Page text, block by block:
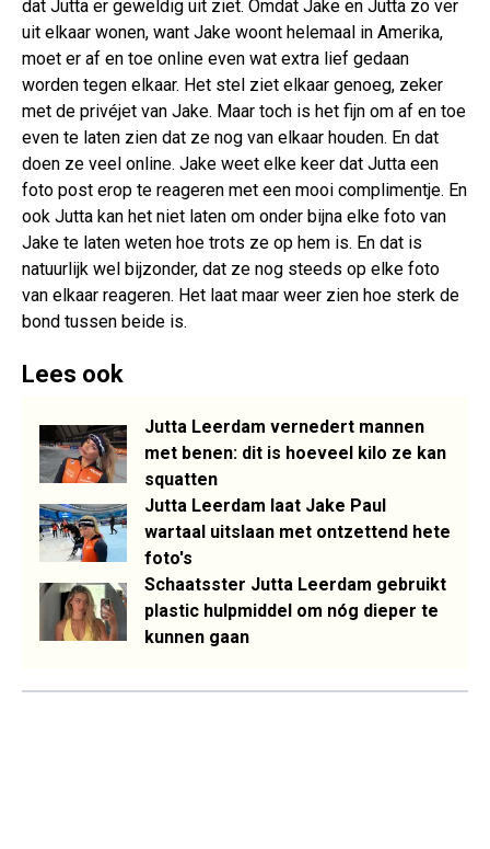
dat Jutta er geweldig uit ziet. Omdat Jake en Jutta zo ver
uit elkaar wonen, want Jake woont helemaal in Amerika,
moet er af en toe online even wat extra lief gedaan
worden tegen elkaar. Het stel ziet elkaar genoeg, zeker
met de privéjet van Jake. Maar toch is het fijn om af en toe
even te laten zien dat ze nog van elkaar houden. En dat
doen ze veel online. Jake weet elke keer dat Jutta een
foto post erop te reageren met een mooi complimentje. En
ook Jutta kan het niet laten om onder bijna elke foto van
Jake te laten weten hoe trots ze op hem is. En dat is
natuurlijk wel bijzonder, dat ze nog steeds op elke foto
van elkaar reageren. Het laat maar weer zien hoe sterk de
bond tussen beide is.
Lees ook
Jutta Leerdam vernedert mannen
met benen: dit is hoeveel kilo ze kan
squatten
Jutta Leerdam laat Jake Paul
wartaal uitslaan met ontzettend hete
foto's
Schaatsster Jutta Leerdam gebruikt
plastic hulpmiddel om nóg dieper te
kunnen gaan